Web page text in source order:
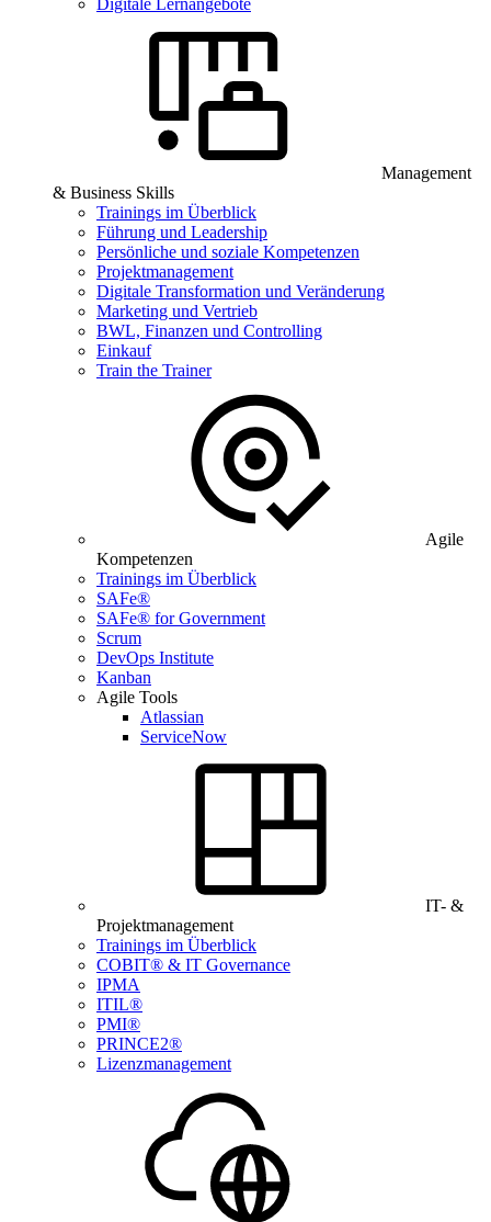
Digitale Lernangebote
Management
& Business Skills
Trainings im Überblick
Führung und Leadership
Persönliche und soziale Kompetenzen
Projektmanagement
Digitale Transformation und Veränderung
Marketing und Vertrieb
BWL, Finanzen und Controlling
Einkauf
Train the Trainer
Agile
Kompetenzen
Trainings im Überblick
SAFe®
SAFe® for Government
Scrum
DevOps Institute
Kanban
Agile Tools
Atlassian
ServiceNow
IT- &
Projektmanagement
Trainings im Überblick
COBIT® & IT Governance
IPMA
ITIL®
PMI®
PRINCE2®
Lizenzmanagement